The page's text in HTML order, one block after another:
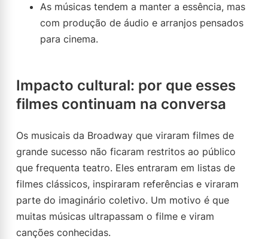
As músicas tendem a manter a essência, mas
com produção de áudio e arranjos pensados
para cinema.
Impacto cultural: por que esses
filmes continuam na conversa
Os musicais da Broadway que viraram filmes de
grande sucesso não ficaram restritos ao público
que frequenta teatro. Eles entraram em listas de
filmes clássicos, inspiraram referências e viraram
parte do imaginário coletivo. Um motivo é que
muitas músicas ultrapassam o filme e viram
canções conhecidas.